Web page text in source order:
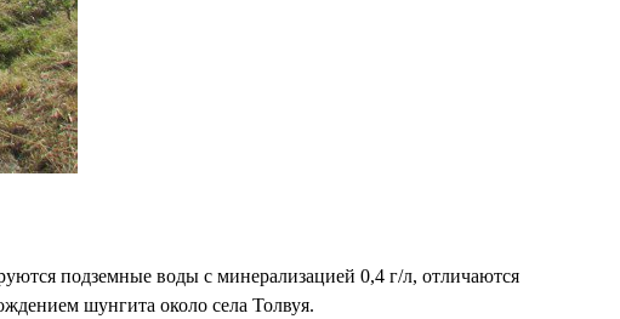
подземные воды с минерализацией 0,4 г/л, отличаются
шунгита около села Толвуя.